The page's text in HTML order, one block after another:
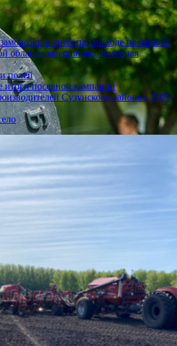
и снегопад на ходе посевной?
области завершилась посевная
полей
посевной кампании
Сузунского района в 2025